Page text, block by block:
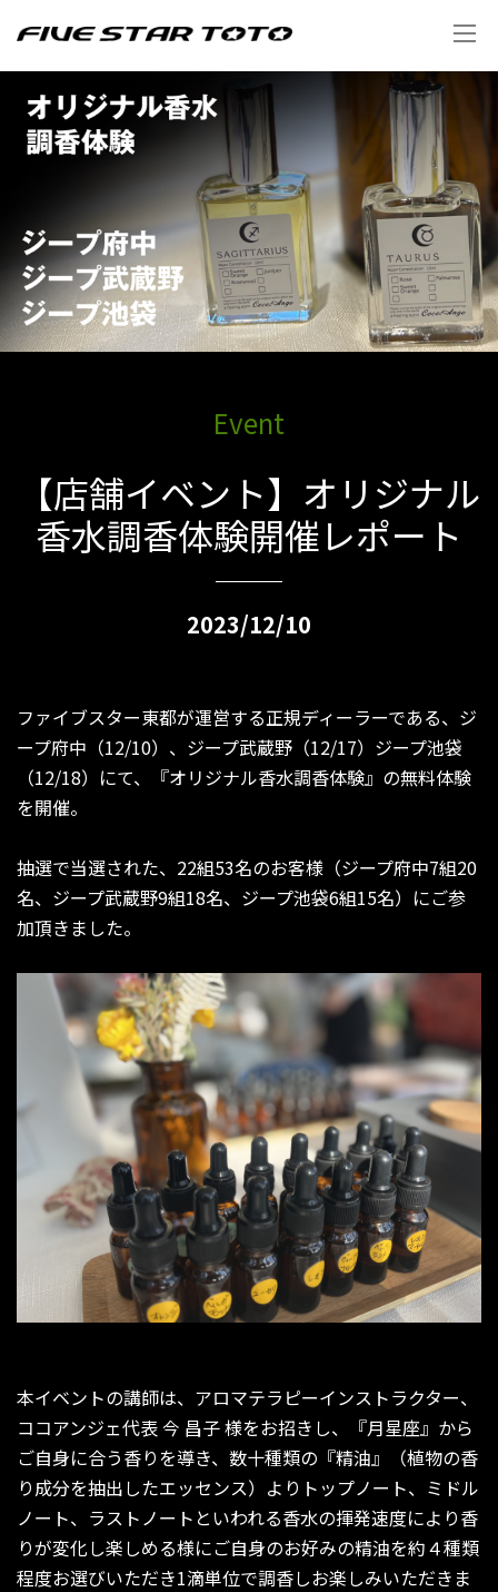
Event
【店舗イベント】オリジナル
香水調香体験開催レポート
2023/12/10
ファイブスター東都が運営する正規ディーラーである、ジ
ープ府中（12/10）、ジープ武蔵野（12/17）ジープ池袋
（12/18）にて、『オリジナル香水調香体験』の無料体験
を開催。
抽選で当選された、22組53名のお客様（ジープ府中7組20
名、ジープ武蔵野9組18名、ジープ池袋6組15名）にご参
加頂きました。
本イベントの講師は、アロマテラピーインストラクター、
ココアンジェ代表 今 昌子 様をお招きし、『月星座』から
ご自身に合う香りを導き、数十種類の『精油』（植物の香
り成分を抽出したエッセンス）よりトップノート、ミドル
ノート、ラストノートといわれる香水の揮発速度により香
りが変化し楽しめる様にご自身のお好みの精油を約４種類
程度お選びいただき1滴単位で調香しお楽しみいただきま